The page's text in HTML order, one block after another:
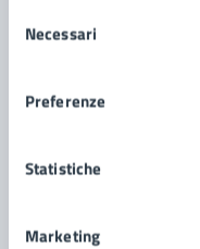
delNecessari
Preferenze
Statistiche
Marketing